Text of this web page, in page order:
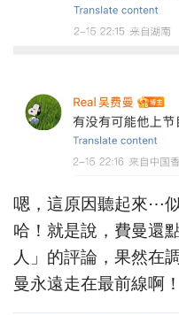
嗯，這原因聽起來⋯
哈！就是說，費曼還
人」的評論，果然在
曼永遠走在最前線啊！